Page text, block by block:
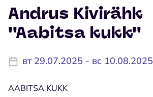
Andrus Kivirähk
''Aabitsa kukk''
вт 29.07.2025 - вс 10.08.2025
AABITSA KUKK